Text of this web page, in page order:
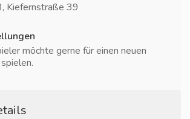
Kiefernstraße 39
möchte gerne für einen neuen